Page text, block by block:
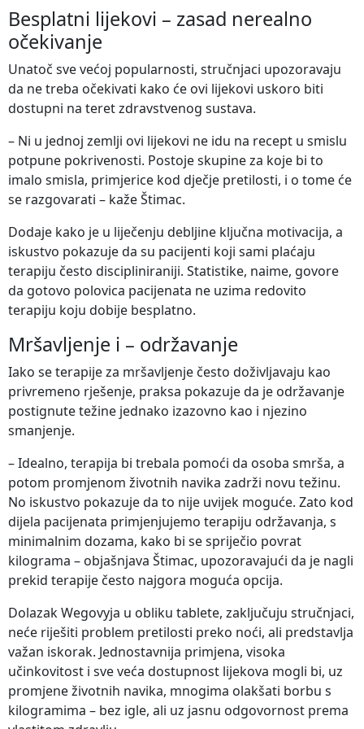
Besplatni lijekovi – zasad nerealno
očekivanje
Unatoč sve većoj popularnosti, stručnjaci upozoravaju
da ne treba očekivati kako će ovi lijekovi uskoro biti
dostupni na teret zdravstvenog sustava.
– Ni u jednoj zemlji ovi lijekovi ne idu na recept u smislu
potpune pokrivenosti. Postoje skupine za koje bi to
imalo smisla, primjerice kod dječje pretilosti, i o tome će
se razgovarati – kaže Štimac.
Dodaje kako je u liječenju debljine ključna motivacija, a
iskustvo pokazuje da su pacijenti koji sami plaćaju
terapiju često discipliniraniji. Statistike, naime, govore
da gotovo polovica pacijenata ne uzima redovito
terapiju koju dobije besplatno.
Mršavljenje i – održavanje
Iako se terapije za mršavljenje često doživljavaju kao
privremeno rješenje, praksa pokazuje da je održavanje
postignute težine jednako izazovno kao i njezino
smanjenje.
– Idealno, terapija bi trebala pomoći da osoba smrša, a
potom promjenom životnih navika zadrži novu težinu.
No iskustvo pokazuje da to nije uvijek moguće. Zato kod
dijela pacijenata primjenjujemo terapiju održavanja, s
minimalnim dozama, kako bi se spriječio povrat
kilograma – objašnjava Štimac, upozoravajući da je nagli
prekid terapije često najgora moguća opcija.
Dolazak Wegovyja u obliku tablete, zaključuju stručnjaci,
neće riješiti problem pretilosti preko noći, ali predstavlja
važan iskorak. Jednostavnija primjena, visoka
učinkovitost i sve veća dostupnost lijekova mogli bi, uz
promjene životnih navika, mnogima olakšati borbu s
kilogramima – bez igle, ali uz jasnu odgovornost prema